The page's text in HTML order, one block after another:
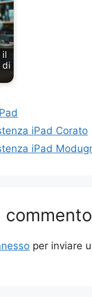
il
di
iPad Corato
iPad
commento
per inviare